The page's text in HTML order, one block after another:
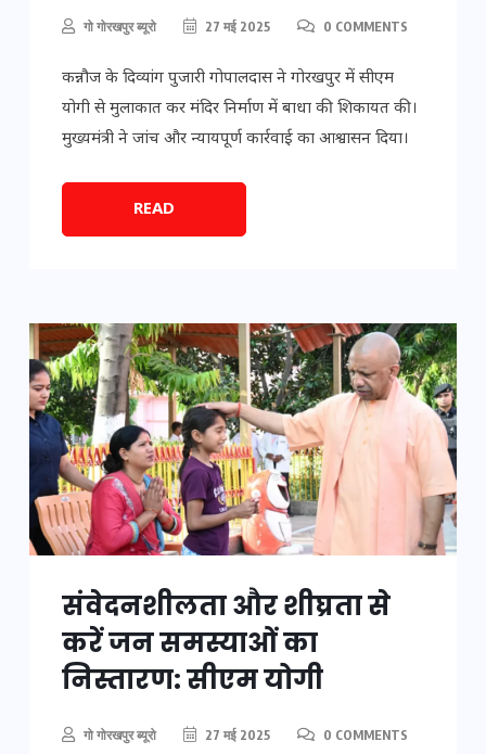
गो गोरखपुर ब्यूरो 27 मई 2025 0 COMMENTS
कन्नौज के दिव्यांग पुजारी गोपालदास ने गोरखपुर में सीएम
योगी से मुलाकात कर मंदिर निर्माण में बाधा की शिकायत की।
मुख्यमंत्री ने जांच और न्यायपूर्ण कार्रवाई का आश्वासन दिया।
READ
संवेदनशीलता और शीघ्रता से
करें जन समस्याओं का
निस्तारण: सीएम योगी
गो गोरखपुर ब्यूरो 27 मई 2025 0 COMMENTS